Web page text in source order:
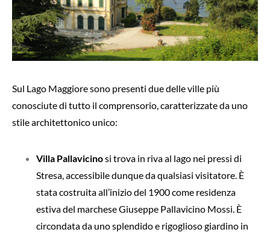
Sul Lago Maggiore sono presenti due delle ville più
conosciute di tutto il comprensorio, caratterizzate da uno
stile architettonico unico:
Villa Pallavicinosi trova in riva al lago nei pressi di
Stresa, accessibile dunque da qualsiasi visitatore. È
stata costruita all’inizio del 1900 come residenza
estiva del marchese Giuseppe Pallavicino Mossi. È
circondata da uno splendido e rigoglioso giardino in